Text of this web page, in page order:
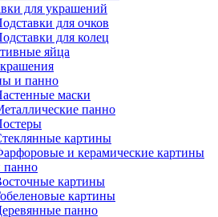
для украшений
для очков
для колец
яйца
и панно
маски
панно
картины
и керамические картины
панно
картины
картины
панно